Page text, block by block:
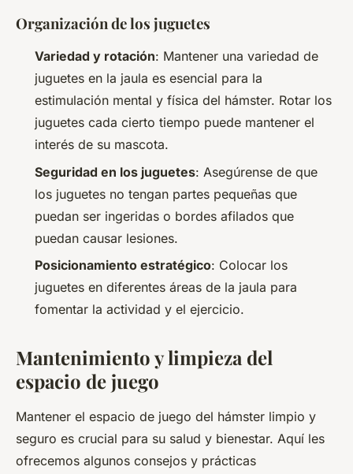
Organización de los juguetes
Variedad y rotación: Mantener una variedad de
juguetes en la jaula es esencial para la
estimulación mental y física del hámster. Rotar los
juguetes cada cierto tiempo puede mantener el
interés de su mascota.
Seguridad en los juguetes: Asegúrense de que
los juguetes no tengan partes pequeñas que
puedan ser ingeridas o bordes afilados que
puedan causar lesiones.
Posicionamiento estratégico: Colocar los
juguetes en diferentes áreas de la jaula para
fomentar la actividad y el ejercicio.
Mantenimiento y limpieza del
espacio de juego
Mantener el espacio de juego del hámster limpio y
seguro es crucial para su salud y bienestar. Aquí les
ofrecemos algunos consejos y prácticas